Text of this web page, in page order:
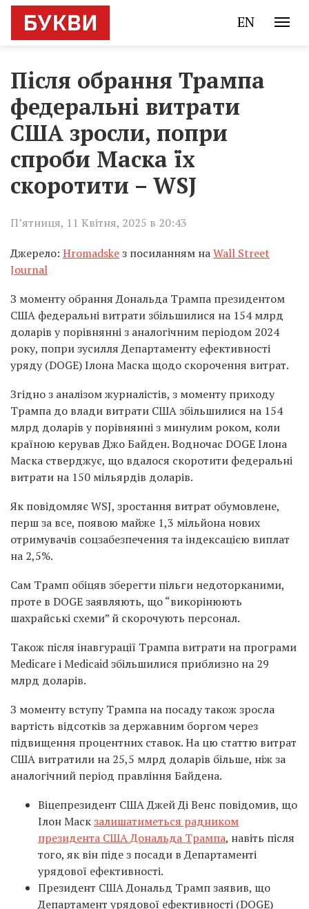
EN
Після обрання Трампа
федеральні витрати
США зросли, попри
спроби Маска їх
скоротити – WSJ
П’ятниця, 11 Квітня, 2025 в 20:43
Джерело: Hromadskeз посиланням наWall Street
Journal
З моменту обрання Дональда Трампа президентом
США федеральні витрати збільшилися на 154 млрд
доларів у порівнянні з аналогічним періодом 2024
року, попри зусилля Департаменту ефективності
уряду (DOGE) Ілона Маска щодо скорочення витрат.
Згідно з аналізом журналістів, з моменту приходу
Трампа до влади витрати США збільшилися на 154
млрд доларів у порівнянні з минулим роком, коли
країною керував Джо Байден. Водночас DOGE Ілона
Маска стверджує, що вдалося скоротити федеральні
витрати на 150 мільярдів доларів.
Як повідомляє WSJ, зростання витрат обумовлене,
перш за все, появою майже 1,3 мільйона нових
отримувачів соцзабезпечення та індексацією виплат
на 2,5%.
Сам Трамп обіцяв зберегти пільги недоторканими,
проте в DOGE заявляють, що “викорінюють
шахрайські схеми” й скорочують персонал.
Також після інавгурації Трампа витрати на програми
Medicare і Medicaid збільшилися приблизно на 29
млрд доларів.
З моменту вступу Трампа на посаду також зросла
вартість відсотків за державним боргом через
підвищення процентних ставок. На цю статтю витрат
США витратили на 25,5 млрд доларів більше, ніж за
аналогічний період правління Байдена.
Віцепрезидент США Джей Ді Венс повідомив, що
Ілон Маскзалишатиметься радником
президента США Дональда Трампа, навіть після
того, як він піде з посади в Департаменті
урядової ефективності.
Президент США Дональд Трамп заявив, що
Департамент урядової ефективності (DOGE)